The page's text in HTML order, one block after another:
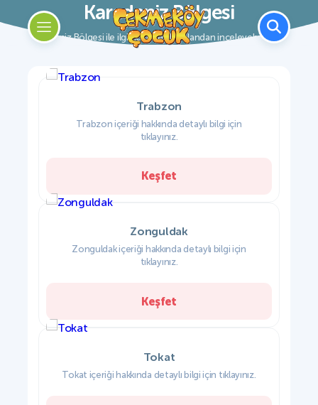
Karadeniz Bölgesi
Karadeniz Bölgesi ile ilgili içerikleri bu alandan inceleyebilirsiniz.
Trabzon
Trabzon içeriği hakkında detaylı bilgi için
tıklayınız.
Keşfet
Zonguldak
Zonguldak içeriği hakkında detaylı bilgi için
tıklayınız.
Keşfet
Tokat
Tokat içeriği hakkında detaylı bilgi için tıklayınız.